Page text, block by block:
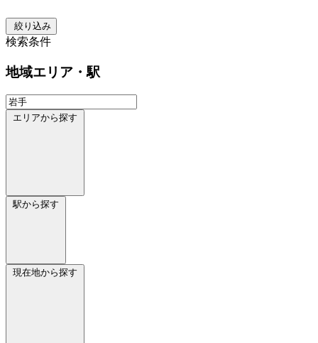
絞り込み
検索条件
地域エリア・駅
エリアから探す
駅から探す
現在地から探す